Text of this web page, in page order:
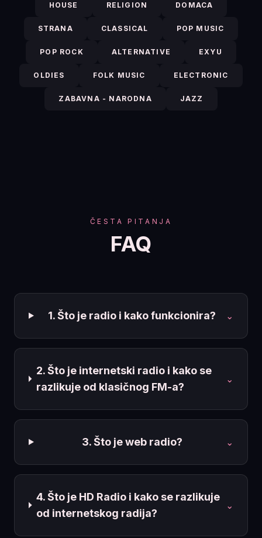
HOUSE RELIGION DOMACA
STRANA CLASSICAL POP MUSIC
POP ROCK ALTERNATIVE EXYU
OLDIES FOLK MUSIC ELECTRONIC
ZABAVNA - NARODNA JAZZ
ČESTA PITANJA
FAQ
1. Što je radio i kako funkcionira? ⌄
2. Što je internetski radio i kako se
razlikuje od klasičnog FM-a?
⌄
3. Što je web radio? ⌄
4. Što je HD Radio i kako se razlikuje
od internetskog radija?
⌄